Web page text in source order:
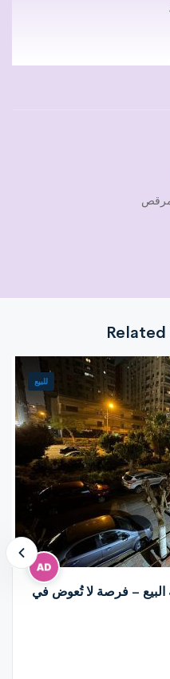
مرقص
للبيع
– فرصة لا تُعوض في